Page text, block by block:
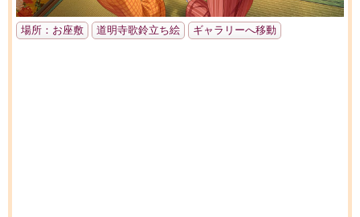
場所：お座敷 道明寺歌鈴立ち絵 ギャラリーへ移動